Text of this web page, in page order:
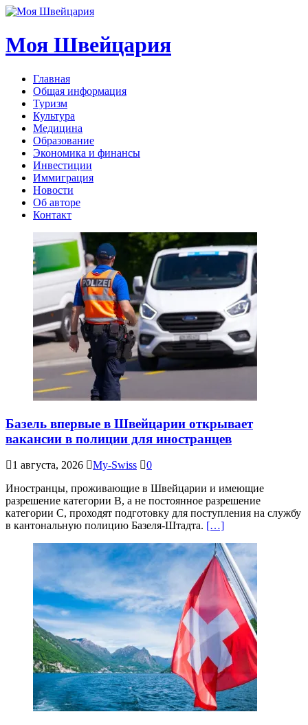
Моя Швейцария
Главная
Общая информация
Туризм
Культура
Медицина
Образование
Экономика и финансы
Инвестиции
Иммиграция
Новости
Об авторе
Контакт
Базель впервые в Швейцарии открывает
вакансии в полиции для иностранцев
1 августа, 2026 My-Swiss
0
Иностранцы, проживающие в Швейцарии и имеющие
разрешение категории B, а не постоянное разрешение
категории C, проходят подготовку для поступления на службу
в кантональную полицию Базеля-Штадта. […]